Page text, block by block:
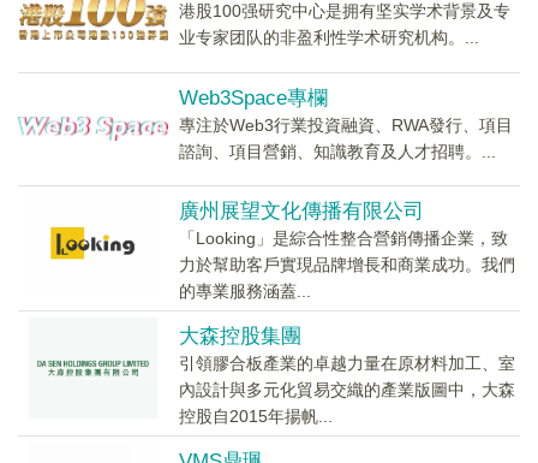
港股100强研究中心是拥有坚实学术背景及专
业专家团队的非盈利性学术研究机构。...
Web3Space專欄
專注於Web3行業投資融資、RWA發行、項目
諮詢、項目營銷、知識教育及人才招聘。...
廣州展望文化傳播有限公司
「Looking」是綜合性整合營銷傳播企業，致
力於幫助客戶實現品牌增長和商業成功。我們
的專業服務涵蓋...
大森控股集團
引領膠合板產業的卓越力量在原材料加工、室
內設計與多元化貿易交織的產業版圖中，大森
控股自2015年揚帆...